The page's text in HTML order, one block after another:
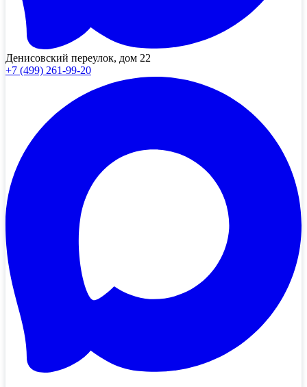
Денисовский переулок, дом 22
+7 (499) 261-99-20